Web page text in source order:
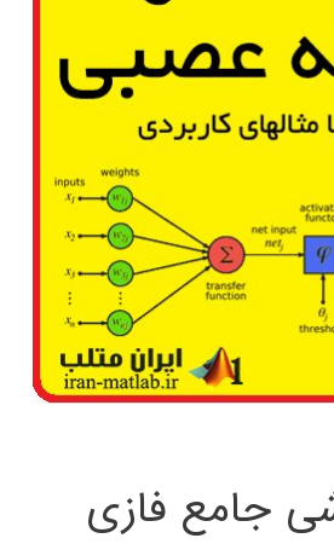
جامع فازی